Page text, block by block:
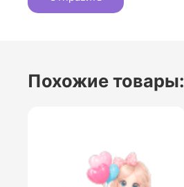
Похожие товары: